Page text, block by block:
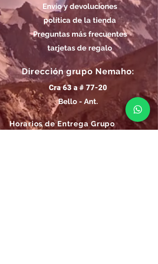
Envío y devoluciones
política de la tienda
Preguntas más frecuentes
tarjetas de regalo
Dirección grupo Nemaho:
Cra 63 a # 77-20
Bello - Ant.
Horarios de Entrega Grupo